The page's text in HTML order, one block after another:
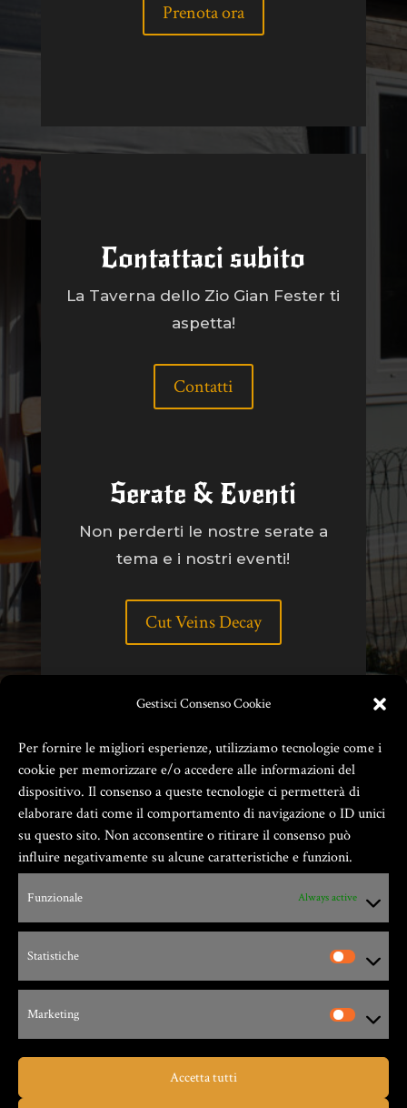
Gestisci Consenso Cookie
Per fornire le migliori esperienze, utilizziamo tecnologie come i
cookie per memorizzare e/o accedere alle informazioni del
dispositivo. Il consenso a queste tecnologie ci permetterà di
elaborare dati come il comportamento di navigazione o ID unici
su questo sito. Non acconsentire o ritirare il consenso può
influire negativamente su alcune caratteristiche e funzioni.
Funzionale Always active
Statistiche
Marketing
Accetta tutti
Prenota ora
Contattaci subito
La Taverna dello Zio Gian Fester ti
aspetta!
Contatti
Serate & Eventi
Non perderti le nostre serate a
tema e i nostri eventi!
Cut Veins Decay
Via G. Leopardi, 9 – 17047 – Vado Ligure (SV)